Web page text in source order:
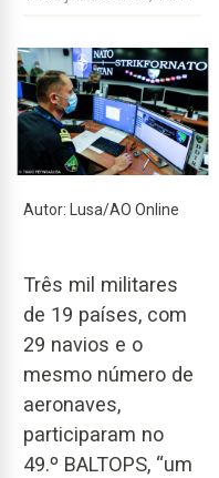
Autor: Lusa/AO Online
Três mil militares
de 19 países, com
29 navios e o
mesmo número de
aeronaves,
participaram no
49.º BALTOPS, “um